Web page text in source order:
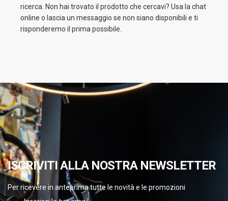
ricerca. Non hai trovato il prodotto che cercavi? Usa la chat
online o lascia un messaggio se non siano disponibili e ti
risponderemo il prima possibile.
ISCRIVITI ALLA NOSTRA NEWSLETTER
Per ricevere in anteprima tutte le novità e le promozioni